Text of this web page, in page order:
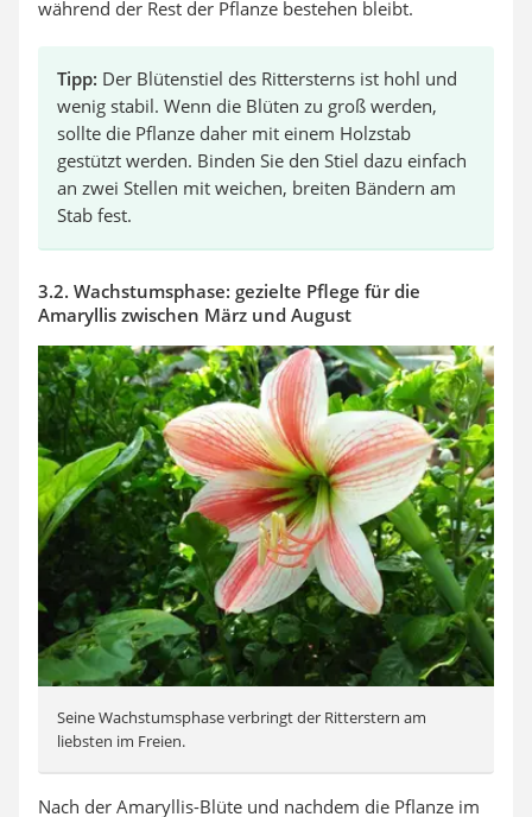
während der Rest der Pflanze bestehen bleibt.
Tipp: Der Blütenstiel des Rittersterns ist hohl und
wenig stabil. Wenn die Blüten zu groß werden,
sollte die Pflanze daher mit einem Holzstab
gestützt werden. Binden Sie den Stiel dazu einfach
an zwei Stellen mit weichen, breiten Bändern am
Stab fest.
3.2. Wachstumsphase: gezielte Pflege für die
Amaryllis zwischen März und August
Seine Wachstumsphase verbringt der Ritterstern am
liebsten im Freien.
Nach der Amaryllis-Blüte und nachdem die Pflanze im